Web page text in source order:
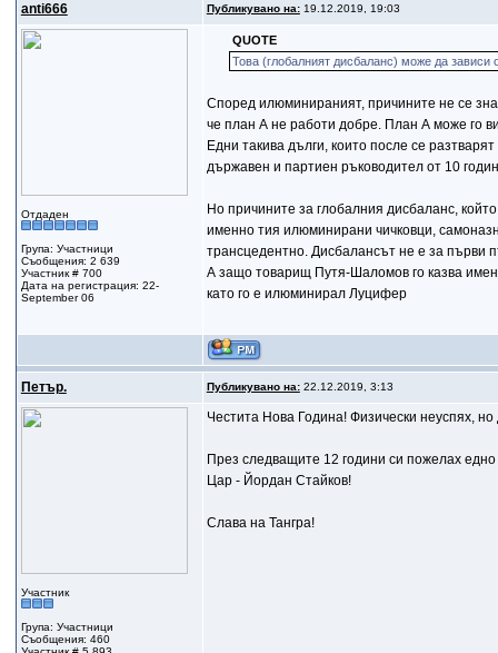
anti666 Публикувано на:19.12.2019, 19:03
Отдаден
Група: Участници
Съобщения: 2 639
Участник # 700
Дата на регистрация: 22-
September 06
QUOTE
Това (глобалният дисбаланс) може да зависи
Според илюминираният, причините не се
че план А не работи добре. План А може го
Едни такива дълги, които после се
държавен и партиен ръководител от 10
Но причините за глобалния дисбаланс,
именно тия илюминирани чичковци,
трансцедентно. Дисбалансът не е за първи
А защо товарищ Путя-Шаломов го казва
като го е илюминирал Луцифер
Петър. Публикувано на:22.12.2019, 3:13
Участник
Група: Участници
Съобщения: 460
Честита Нова Година! Физически неуспях,
През следващите 12 години си пожелах
Цар - Йордан Стайков!
Слава на Тангра!